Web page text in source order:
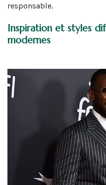
responsable.
Inspiration et styles
modernes